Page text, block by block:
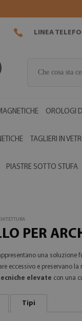
LINEA
OROLOGI
TAGLIERI IN
PIASTRE SOTTO STUFA
PER
una
eccessivo e preservano
elevate con una
Tipi